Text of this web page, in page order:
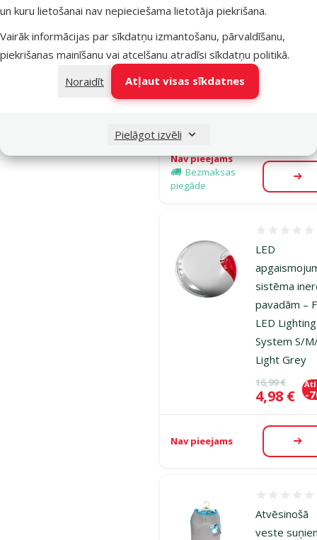
un kuru lietošanai nav nepieciešama lietotāja piekrišana.
Vairāk informācijas par sīkdatņu izmantošanu, pārvaldīšanu,
piekrišanas mainīšanu vai atcelšanu atradīsi sīkdatņu politikā.
Noraidīt
Atļaut visas sīkdatnes
Pielāgot izvēli
Mājiņa
TRIXIE Ria
Tower, 37
Atsauksmes
Nav pieejams
Bezmaksas
piegāde
LED
sistēma
pavadām –
LED Lighting
System S/
Light Grey
Oriģinālā
16,99 €
Cena
4,98 € -
Nav pieejams
Atvēsinošā
veste